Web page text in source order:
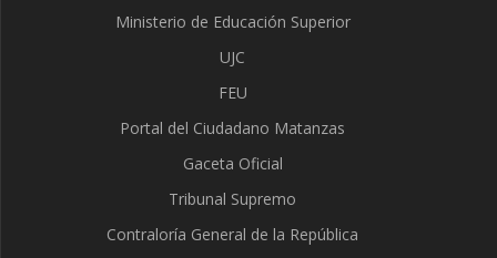
Ministerio de Educación Superior
UJC
FEU
Portal del Ciudadano Matanzas
Gaceta Oficial
Tribunal Supremo
Contraloría General de la República